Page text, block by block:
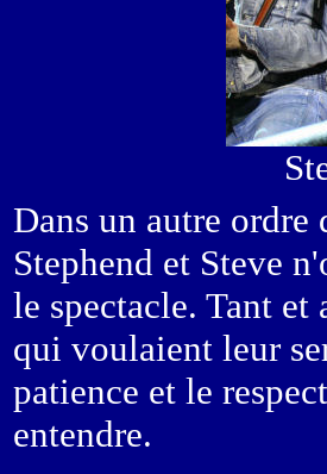
Dans un autre
Stephend et Steve
le spectacle. Tant
qui voulaient leur
patience et le
entendre.